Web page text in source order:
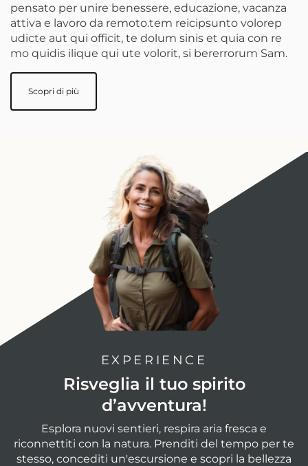
pensato per unire benessere, educazione, vacanza
attiva e lavoro da remoto.tem reicipsunto volorep
udicte aut qui officit, te dolum sinis et quia con re
mo quidis ilique qui ute volorit, si bererrorum Sam.
Scopri di più
EXPERIENCE
Risveglia il tuo spirito
d’avventura!
Esplora nuovi sentieri, respira aria fresca e
riconnettiti con la natura. Prenditi del tempo per te
stesso, concediti un'escursione e scopri la bellezza